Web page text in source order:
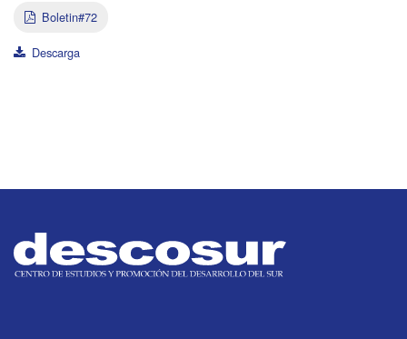
Boletin#72
Descarga